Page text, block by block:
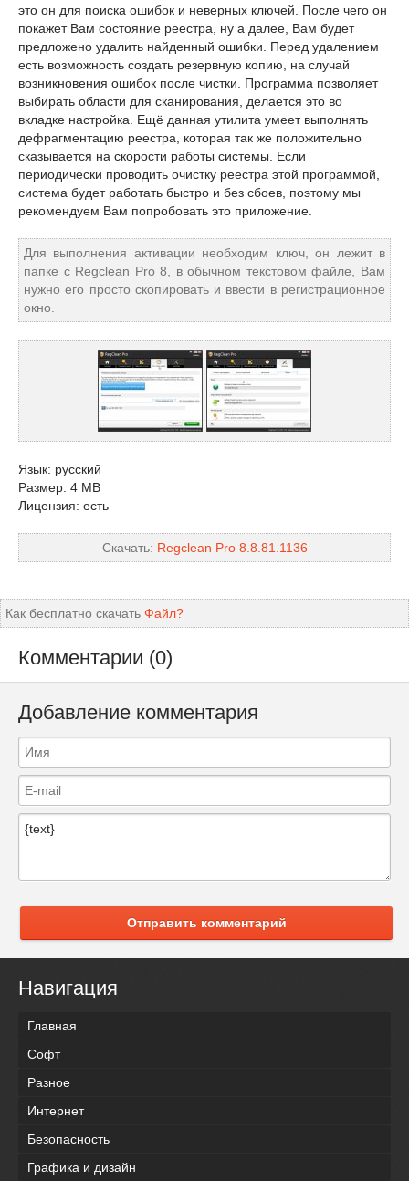
это он для поиска ошибок и неверных ключей. После чего он
покажет Вам состояние реестра, ну а далее, Вам будет
предложено удалить найденный ошибки. Перед удалением
есть возможность создать резервную копию, на случай
возникновения ошибок после чистки. Программа позволяет
выбирать области для сканирования, делается это во
вкладке настройка. Ещё данная утилита умеет выполнять
дефрагментацию реестра, которая так же положительно
сказывается на скорости работы системы. Если
периодически проводить очистку реестра этой программой,
система будет работать быстро и без сбоев, поэтому мы
рекомендуем Вам попробовать это приложение.
Для выполнения активации необходим ключ, он лежит в
папке с Regclean Pro 8, в обычном текстовом файле, Вам
нужно его просто скопировать и ввести в регистрационное
окно.
Язык: русский
Размер: 4 MB
Лицензия: есть
Скачать: Regclean Pro 8.8.81.1136
Как бесплатно скачать Файл?
Комментарии (0)
Добавление комментария
Отправить комментарий
Навигация
Главная
Софт
Разное
Интернет
Безопасность
Графика и дизайн